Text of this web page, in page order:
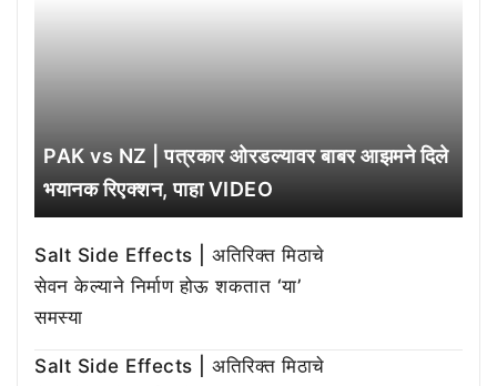
PAK vs NZ | पत्रकार ओरडल्यावर बाबर आझमने दिले
भयानक रिएक्शन, पाहा VIDEO
Salt Side Effects | अतिरिक्त मिठाचे
सेवन केल्याने निर्माण होऊ शकतात ‘या’
समस्या
Salt Side Effects | अतिरिक्त मिठाचे